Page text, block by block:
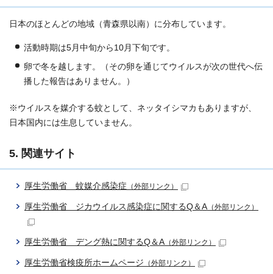
日本のほとんどの地域（青森県以南）に分布しています。
活動時期は5月中旬から10月下旬です。
卵で冬を越します。（その卵を通じてウイルスが次の世代へ伝
播した報告はありません。）
※ウイルスを媒介する蚊として、ネッタイシマカもありますが、
日本国内には生息していません。
5. 関連サイト
厚生労働省 蚊媒介感染症 （外部リンク）
厚生労働省 ジカウイルス感染症に関するQ＆A（外部リンク）
厚生労働省 デング熱に関するQ＆A（外部リンク）
厚生労働省検疫所ホームページ （外部リンク）